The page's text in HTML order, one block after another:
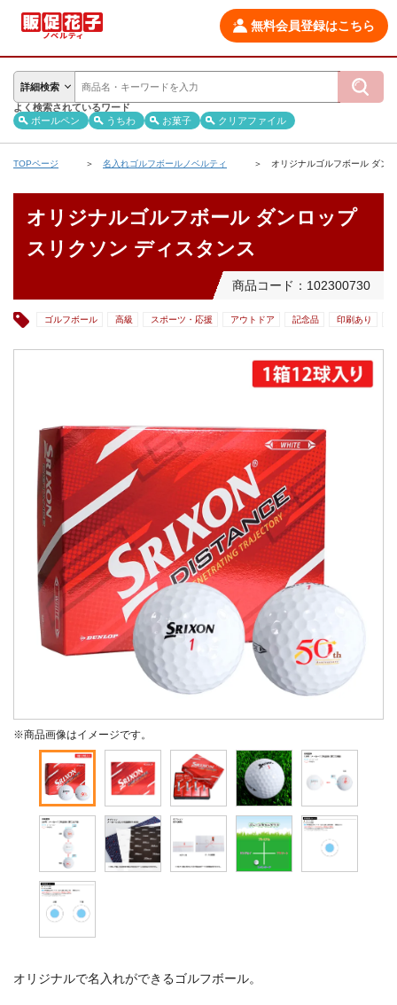
無料会員登録はこちら
詳細検索
よく検索されているワード
ボールペン
うちわ お菓子 クリアファイル
TOPページ 名入れゴルフボールノベルティ オリジナルゴルフボール ダン
オリジナルゴルフボール ダンロップ
スリクソン ディスタンス
商品コード：102300730
ゴルフボール 高級 スポーツ・応援 アウトドア 記念品 印刷あり
※商品画像はイメージです。
オリジナルで名入れができるゴルフボール。